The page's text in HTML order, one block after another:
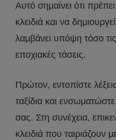
Αυτό σημαίνει ότι
κλειδιά και να
λαμβάνει υπόψη τόσο
εποχιακές τάσεις.
Πρώτον, εντοπίστε
ταξίδια και
σας. Στη συνέχεια,
κλειδιά που ταιριάζουν